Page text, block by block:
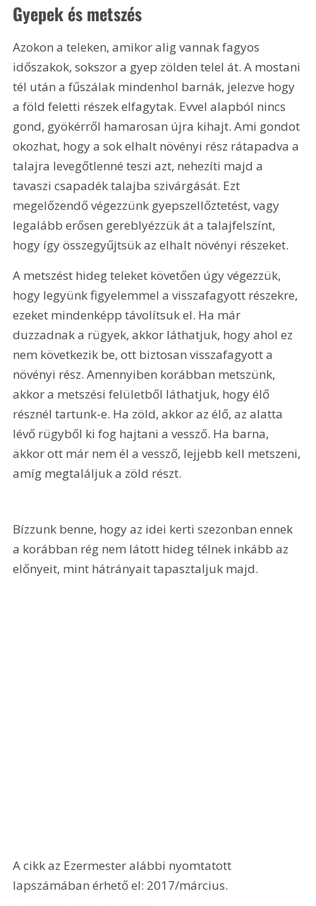
Gyepek és metszés
Azokon a teleken, amikor alig vannak fagyos
időszakok, sokszor a gyep zölden telel át. A mostani
tél után a fűszálak mindenhol barnák, jelezve hogy
a föld feletti részek elfagytak. Evvel alapból nincs
gond, gyökérről hamarosan újra kihajt. Ami gondot
okozhat, hogy a sok elhalt növényi rész rátapadva a
talajra levegőtlenné teszi azt, nehezíti majd a
tavaszi csapadék talajba szivárgását. Ezt
megelőzendő végezzünk gyepszellőztetést, vagy
legalább erősen gereblyézzük át a talajfelszínt,
hogy így összegyűjtsük az elhalt növényi részeket.
A metszést hideg teleket követően úgy végezzük,
hogy legyünk figyelemmel a visszafagyott részekre,
ezeket mindenképp távolítsuk el. Ha már
duzzadnak a rügyek, akkor láthatjuk, hogy ahol ez
nem következik be, ott biztosan visszafagyott a
növényi rész. Amennyiben korábban metszünk,
akkor a metszési felületből láthatjuk, hogy élő
résznél tartunk-e. Ha zöld, akkor az élő, az alatta
lévő rügyből ki fog hajtani a vessző. Ha barna,
akkor ott már nem él a vessző, lejjebb kell metszeni,
amíg megtaláljuk a zöld részt.
Bízzunk benne, hogy az idei kerti szezonban ennek
a korábban rég nem látott hideg télnek inkább az
előnyeit, mint hátrányait tapasztaljuk majd.
A cikk az Ezermester alábbi nyomtatott
lapszámában érhető el: 2017/március.